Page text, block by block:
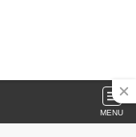
MENU